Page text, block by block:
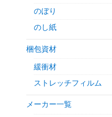
のぼり
のし紙
梱包資材
緩衝材
ストレッチフィルム
メーカー一覧